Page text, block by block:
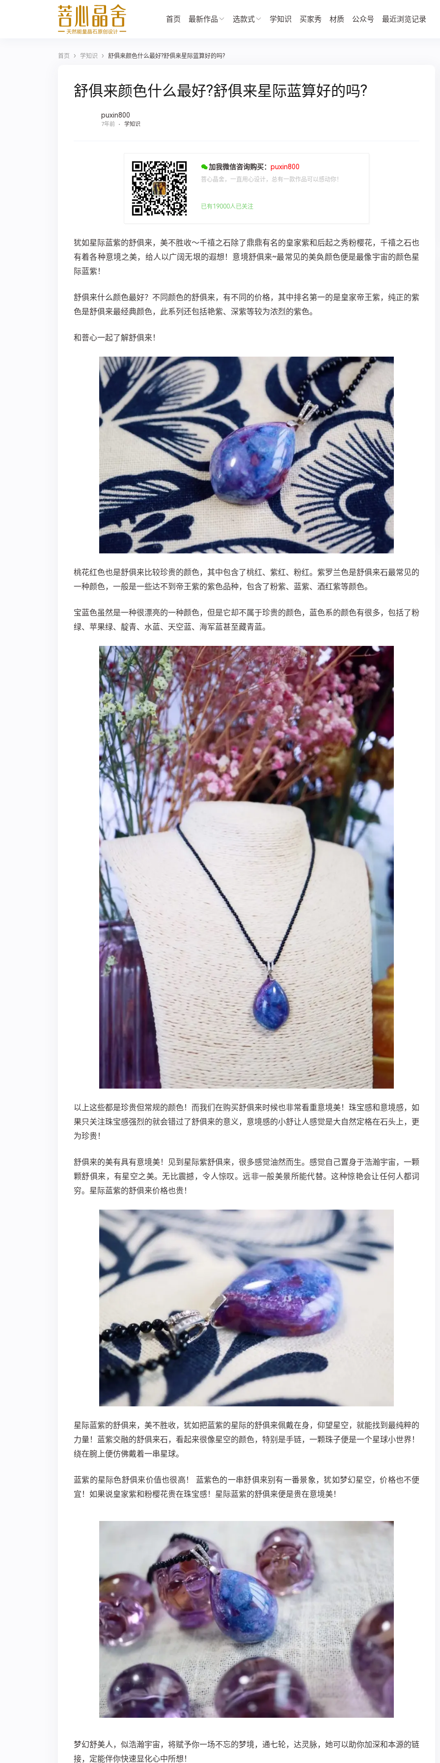
首页 最新作品 选款式 学知识 买家秀 材质 公众号 最近浏览记录
首页 › 学知识 › 舒俱来颜色什么最好?舒俱来星际蓝算好的吗?
舒俱来颜色什么最好?舒俱来星际蓝算好的吗?
puxin800
7年前 学知识
加我微信咨询购买： puxin800
菩心晶舍，一直用心设计，总有一款作品可以感动你！
已有19000人已关注
​犹如星际蓝紫的舒俱来，美不胜收～千禧之石除了鼎鼎有名的皇家紫和后起之秀粉樱花，千禧之石也
有着各种意境之美，给人以广阔无垠的遐想！意境舒俱来~最常见的美奂颜色便是最像宇宙的颜色星
际蓝紫！
舒俱来什么颜色最好？不同颜色的舒俱来，有不同的价格，其中排名第一的是皇家帝王紫，纯正的紫
色是舒俱来最经典颜色，此系列还包括艳紫、深紫等较为浓烈的紫色。
和菩心一起了解舒俱来！
桃花红色也是舒俱来比较珍贵的颜色，其中包含了桃红、紫红、粉红。紫罗兰色是舒俱来石最常见的
一种颜色，一般是一些达不到帝王紫的紫色品种，包含了粉紫、蓝紫、酒红紫等颜色。
宝蓝色虽然是一种很漂亮的一种颜色，但是它却不属于珍贵的颜色，蓝色系的颜色有很多，包括了粉
绿、苹果绿、靛青、水蓝、天空蓝、海军蓝甚至藏青蓝。
以上这些都是珍贵但常规的颜色！而我们在购买舒俱来时候也非常看重意境美！珠宝感和意境感，如
果只关注珠宝感强烈的就会错过了舒俱来的意义，意境感的小舒让人感觉是大自然定格在石头上，更
为珍贵！
舒俱来的美有具有意境美！ 见到星际紫舒俱来，很多感觉油然而生。感觉自己置身于浩瀚宇宙，一颗
颗舒俱来，有星空之美。无比震撼，令人惊叹。远非一般美景所能代替。这种惊艳会让任何人都词
穷。星际蓝紫的舒俱来价格也贵！
星际蓝紫的舒俱来，美不胜收，犹如把蓝紫的星际的舒俱来佩戴在身，仰望星空，就能找到最纯粹的
力量！蓝紫交融的舒俱来石，看起来很像星空的颜色，特别是手链，一颗珠子便是一个星球小世界！
绕在腕上便仿佛戴着一串星球。
蓝紫的星际色舒俱来价值也很高！ 蓝紫色的一串舒俱来别有一番景象，犹如梦幻星空，价格也不便
宜！如果说皇家紫和粉樱花贵在珠宝感！星际蓝紫的舒俱来便是贵在意境美！
梦幻舒美人，似浩瀚宇宙，将赋予你一场不忘的梦境，通七轮，达灵脉，她可以助你加深和本源的链
接，定能伴你快速显化心中所想！